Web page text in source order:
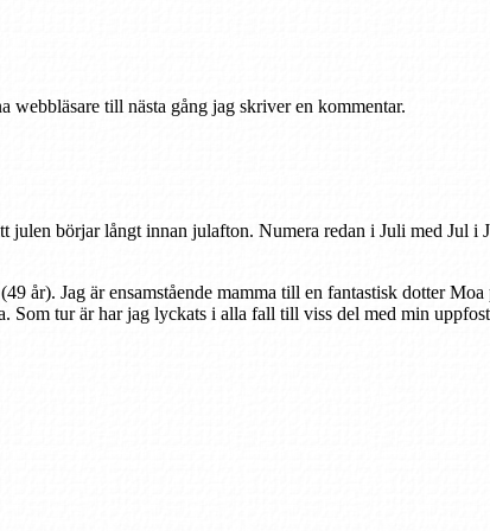
webbläsare till nästa gång jag skriver en kommentar.
julen börjar långt innan julafton. Numera redan i Juli med Jul
år). Jag är ensamstående mamma till en fantastisk dotter
Som tur är har jag lyckats i alla fall till viss del med min